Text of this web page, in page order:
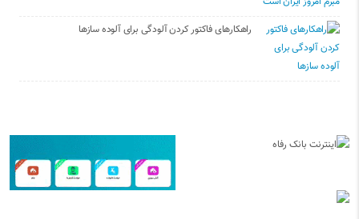
راهکارهای فاکتور کردن آلودگی برای آلوده سازها